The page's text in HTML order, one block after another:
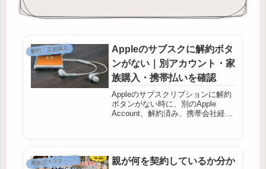
解約・定期購入
Appleのサブスクに解約ボタ
ンがない｜別アカウント・家
族購入・携帯払いを確認
Appleのサブスクリプションに解約
ボタンがない時に、別のApple
Account、解約済み、携帯会社経由
家
族のスマホ・契約
親が何を契約しているか分か